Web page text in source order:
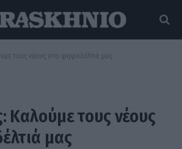
τους νέους στα ψηφοδέλτιά μας
Καλούμε τους νέους
μας